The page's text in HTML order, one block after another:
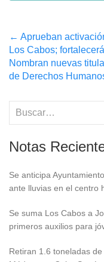
Post
navigation
← Aprueban
Los Cabos;
Nombran nuevas
de Derechos
Notas
Se anticipa
ante lluvias en el centro
Se suma Los Cabos a
primeros auxilios para
Retiran 1.6 toneladas